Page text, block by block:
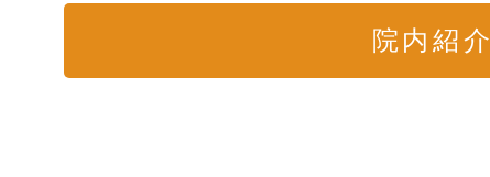
院内紹介